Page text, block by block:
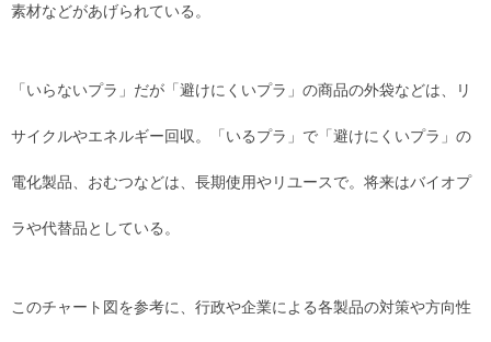
素材などがあげられている。
「いらないプラ」だが「避けにくいプラ」の商品の外袋などは、リ
サイクルやエネルギー回収。「いるプラ」で「避けにくいプラ」の
電化製品、おむつなどは、長期使用やリユースで。将来はバイオプ
ラや代替品としている。
このチャート図を参考に、行政や企業による各製品の対策や方向性